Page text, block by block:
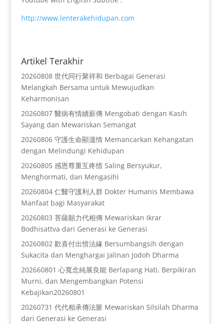
http://www.lenterakehidupan.com
Artikel Terakhir
20260808 世代同行聚祥和 Berbagai Generasi
Melangkah Bersama untuk Mewujudkan
Keharmonisan
20260807 醫病有情續薪傳 Mengobati dengan Kasih
Sayang dan Mewariskan Semangat
20260806 守護生命顯溫情 Memancarkan Kehangatan
dengan Melindungi Kehidupan
20260805 感恩尊重互疼惜 Saling Bersyukur,
Menghormati, dan Mengasihi
20260804 仁醫守護利人群 Dokter Humanis Membawa
Manfaat bagi Masyarakat
20260803 菩薩願力代相傳 Mewariskan Ikrar
Bodhisattva dari Generasi ke Generasi
20260802 歡喜付出惜法緣 Bersumbangsih dengan
Sukacita dan Menghargai Jalinan Jodoh Dharma
202660801 心寬念純展良能 Berlapang Hati, Berpikiran
Murni, dan Mengembangkan Potensi
Kebajikan20260801
20260731 代代相承傳法脈 Mewariskan Silsilah Dharma
dari Generasi ke Generasi